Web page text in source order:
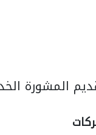
المشورة